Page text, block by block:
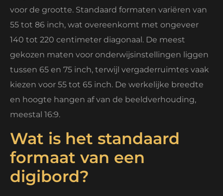
voor de grootte. Standaard formaten variëren van
55 tot 86 inch, wat overeenkomt met ongeveer
140 tot 220 centimeter diagonaal. De meest
gekozen maten voor onderwijsinstellingen liggen
tussen 65 en 75 inch, terwijl vergaderruimtes vaak
kiezen voor 55 tot 65 inch. De werkelijke breedte
en hoogte hangen af van de beeldverhouding,
meestal 16:9.
Wat is het standaard
formaat van een
digibord?